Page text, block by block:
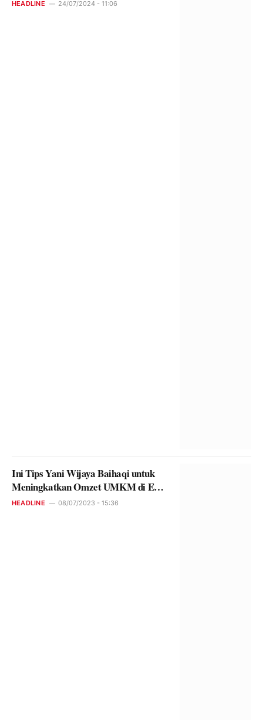
HEADLINE 24/07/2024 - 11:06
Ini Tips Yani Wijaya Baihaqi untuk
Meningkatkan Omzet UMKM di Era
Digital
HEADLINE 08/07/2023 - 15:36